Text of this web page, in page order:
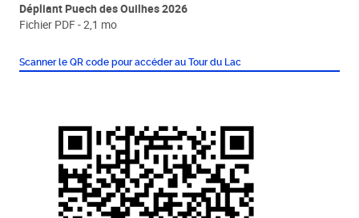
Dépliant Puech des Ouilhes 2026
Fichier PDF - 2,1 mo
Scanner le QR code pour accéder au Tour du Lac